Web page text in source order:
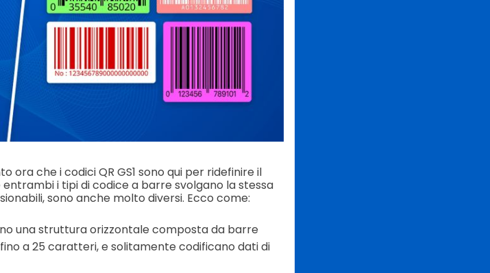
ora che i codici QR GS1 sono qui per ridefinire il
i tipi di codice a barre svolgano la stessa
sono anche molto diversi. Ecco come:
una struttura orizzontale composta da barre
a 25 caratteri, e solitamente codificano dati di